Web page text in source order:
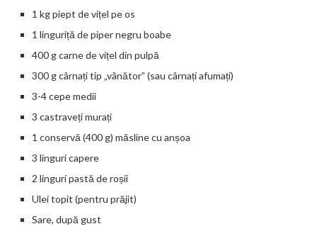
1 kg piept de vițel pe os
1 linguriță de piper negru boabe
400 g carne de vițel din pulpă
300 g cârnați tip „vânător” (sau cârnați afumați)
3-4 cepe medii
3 castraveți murați
1 conservă (400 g) măsline cu anșoa
3 linguri capere
2 linguri pastă de roșii
Ulei topit (pentru prăjit)
Sare, după gust